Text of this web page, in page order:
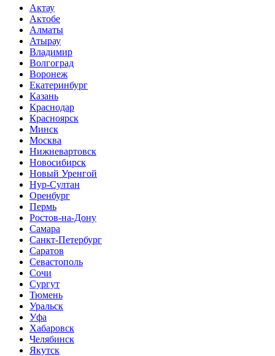
Актау
Актобе
Алматы
Атырау
Владимир
Волгоград
Воронеж
Екатеринбург
Казань
Краснодар
Красноярск
Минск
Москва
Нижневартовск
Новосибирск
Новый Уренгой
Нур-Султан
Оренбург
Пермь
Ростов-на-Дону
Самара
Санкт-Петербург
Саратов
Севастополь
Сочи
Сургут
Тюмень
Уральск
Уфа
Хабаровск
Челябинск
Якутск